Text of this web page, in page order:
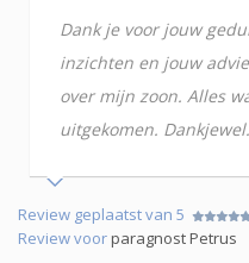
Dank je voor jouw
inzichten en jouw
over mijn zoon. Alles
uitgekomen. Dankjewel.
Review geplaatst van 5
Review voorparagnost Petrus